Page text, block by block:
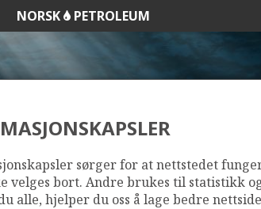
NORSK PETROLEUM
1072 B
sørger for at nettstedet
velges bort. Andre brukes til statistikk
alle, hjelper du oss å lage bedre